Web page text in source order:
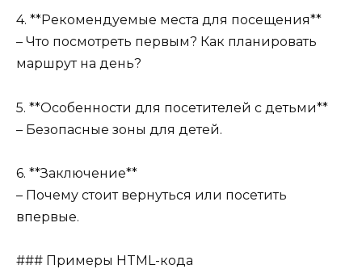
4. **Рекомендуемые места для посещения**
– Что посмотреть первым? Как планировать
маршрут на день?
5. **Особенности для посетителей с детьми**
– Безопасные зоны для детей.
6. **Заключение**
– Почему стоит вернуться или посетить
впервые.
### Примеры HTML-кода